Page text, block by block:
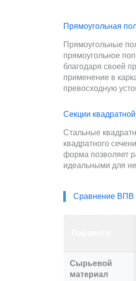
Прямоугольная
Прямоугольные
прямоугольное
благодаря своей
применение в
превосходную
Секции
Стальные
квадратного
форма позволяет
идеальными для
Сравнение ВПВ
Сырьевой
материал